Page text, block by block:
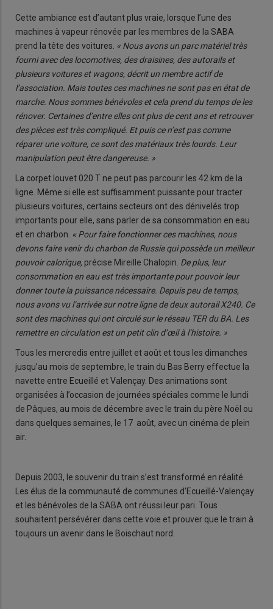
Cette ambiance est d’autant plus vraie, lorsque l’une des
machines à vapeur rénovée par les membres de la SABA
prend la tête des voitures. « Nous avons un parc matériel très
fourni avec des locomotives, des draisines, des autorails et
plusieurs voitures et wagons, décrit un membre actif de
l’association. Mais toutes ces machines ne sont pas en état de
marche. Nous sommes bénévoles et cela prend du temps de les
rénover. Certaines d’entre elles ont plus de cent ans et retrouver
des pièces est très compliqué. Et puis ce n’est pas comme
réparer une voiture, ce sont des matériaux très lourds. Leur
manipulation peut être dangereuse. »
La corpet louvet 020 T ne peut pas parcourir les 42 km de la
ligne. Même si elle est suffisamment puissante pour tracter
plusieurs voitures, certains secteurs ont des dénivelés trop
importants pour elle, sans parler de sa consommation en eau
et en charbon. « Pour faire fonctionner ces machines, nous
devons faire venir du charbon de Russie qui possède un meilleur
pouvoir calorique, précise Mireille Chalopin. De plus, leur
consommation en eau est très importante pour pouvoir leur
donner toute la puissance nécessaire. Depuis peu de temps,
nous avons vu l’arrivée sur notre ligne de deux autorail X240. Ce
sont des machines qui ont circulé sur le réseau TER du BA. Les
remettre en circulation est un petit clin d’œil à l’histoire. »
Tous les mercredis entre juillet et août et tous les dimanches
jusqu’au mois de septembre, le train du Bas Berry effectue la
navette entre Ecueillé et Valençay. Des animations sont
organisées à l’occasion de journées spéciales comme le lundi
de Pâques, au mois de décembre avec le train du père Noël ou
dans quelques semaines, le 17 août, avec un cinéma de plein
air.
Depuis 2003, le souvenir du train s’est transformé en réalité.
Les élus de la communauté de communes d’Ecueillé-Valençay
et les bénévoles de la SABA ont réussi leur pari. Tous
souhaitent persévérer dans cette voie et prouver que le train à
toujours un avenir dans le Boischaut nord.